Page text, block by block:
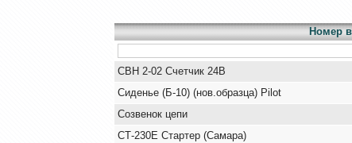
Номер
СВН 2-02 Счетчик 24В
Сиденье (Б-10) (нов.образца) Pilot
Созвенок цепи
СТ-230Е Стартер (Самара)